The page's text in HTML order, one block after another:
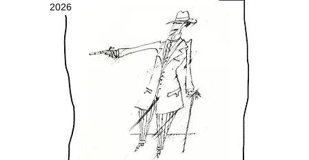
2026